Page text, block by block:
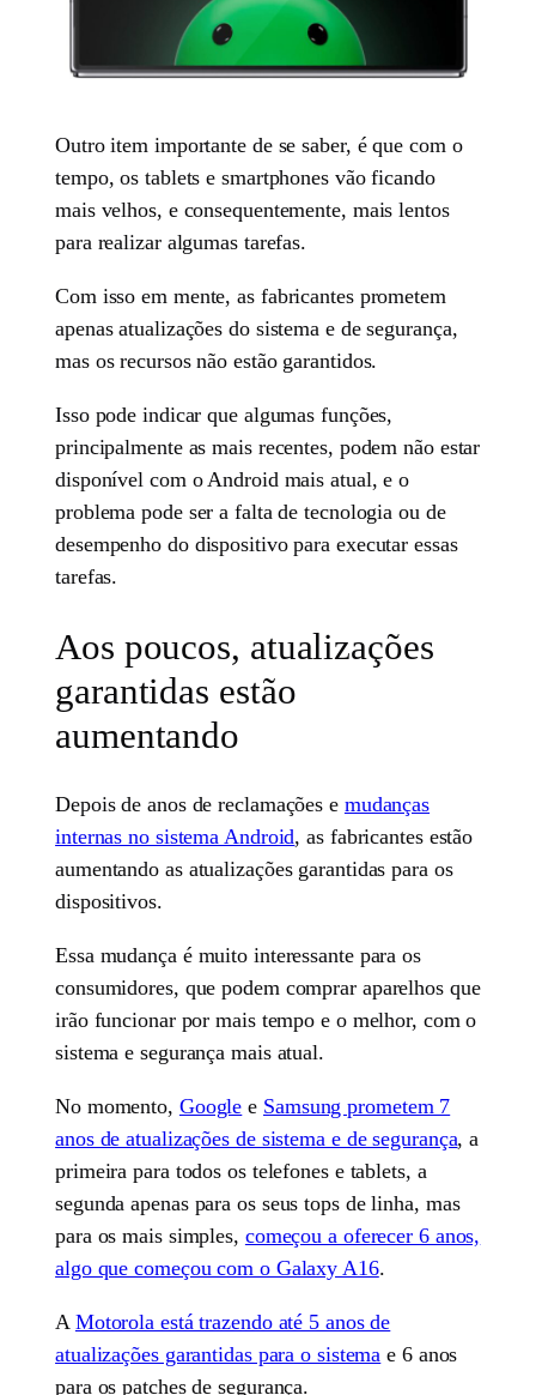
Outro item importante de se saber, é que com o
tempo, os tablets e smartphones vão ficando
mais velhos, e consequentemente, mais lentos
para realizar algumas tarefas.
Com isso em mente, as fabricantes prometem
apenas atualizações do sistema e de segurança,
mas os recursos não estão garantidos.
Isso pode indicar que algumas funções,
principalmente as mais recentes, podem não estar
disponível com o Android mais atual, e o
problema pode ser a falta de tecnologia ou de
desempenho do dispositivo para executar essas
tarefas.
Aos poucos, atualizações
garantidas estão
aumentando
Depois de anos de reclamações e mudanças
internas no sistema Android, as fabricantes estão
aumentando as atualizações garantidas para os
dispositivos.
Essa mudança é muito interessante para os
consumidores, que podem comprar aparelhos que
irão funcionar por mais tempo e o melhor, com o
sistema e segurança mais atual.
No momento, Google e Samsung prometem 7
anos de atualizações de sistema e de segurança, a
primeira para todos os telefones e tablets, a
segunda apenas para os seus tops de linha, mas
para os mais simples, começou a oferecer 6 anos,
algo que começou com o Galaxy A16.
A Motorola está trazendo até 5 anos de
atualizações garantidas para o sistema e 6 anos
para os patches de segurança.